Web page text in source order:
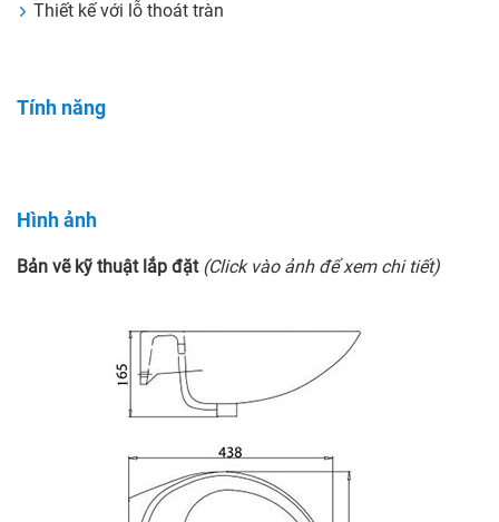
Thiết kế với lỗ thoát tràn
Tính năng
Hình ảnh
Bản vẽ kỹ thuật lắp đặt (Click vào ảnh để xem chi tiết)